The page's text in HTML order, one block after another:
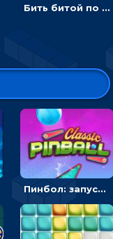
Бить битой по шарику, чтобы сбивать кубики с буквами на пути к финишу - 3D
Пинбол: запускать шарик, чтобы выбивать очки